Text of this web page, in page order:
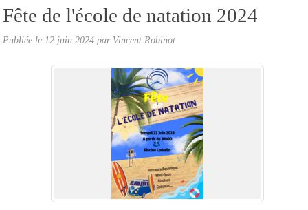
Fête de l'école de natation 2024
Publiée le 12 juin 2024 par Vincent Robinot